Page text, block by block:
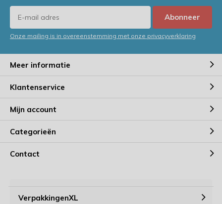
Abonneer
Onze mailing is in overeenstemming met onze privacyverklaring
Meer informatie
Klantenservice
Mijn account
Categorieën
Contact
VerpakkingenXL